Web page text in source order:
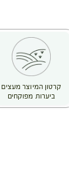
קרטון המיוצר מעצים
ביערות מפוקחים